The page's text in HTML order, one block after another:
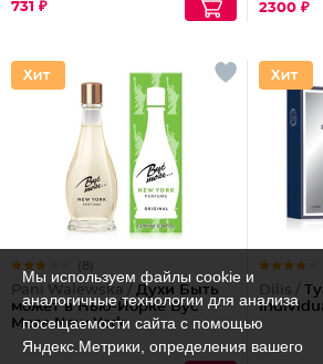
731 ₽ 2300 ₽
(8)
Pani Walewska / Духи Быть
может в Нью-Йорке Byc
Moze New York
Dilis /
Мы используем файлы cookie и
аналогичные технологии для анализа
посещаемости сайта с помощью
Яндекс.Метрики, определения вашего